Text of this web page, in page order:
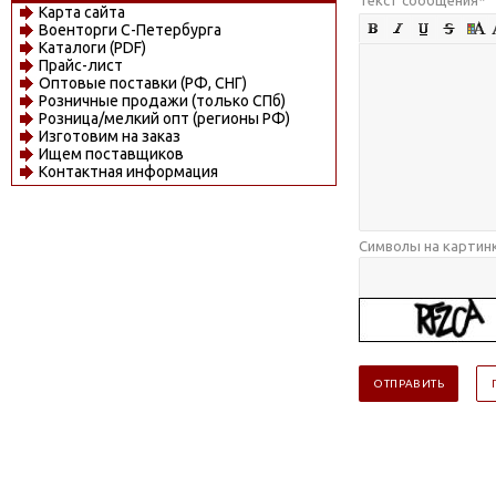
Карта сайта
Военторги С-Петербурга
Каталоги (PDF)
Прайс-лист
Оптовые поставки (РФ, СНГ)
Розничные продажи (только СПб)
Розница/мелкий опт (регионы РФ)
Изготовим на заказ
Ищем поставщиков
Контактная информация
Символы на